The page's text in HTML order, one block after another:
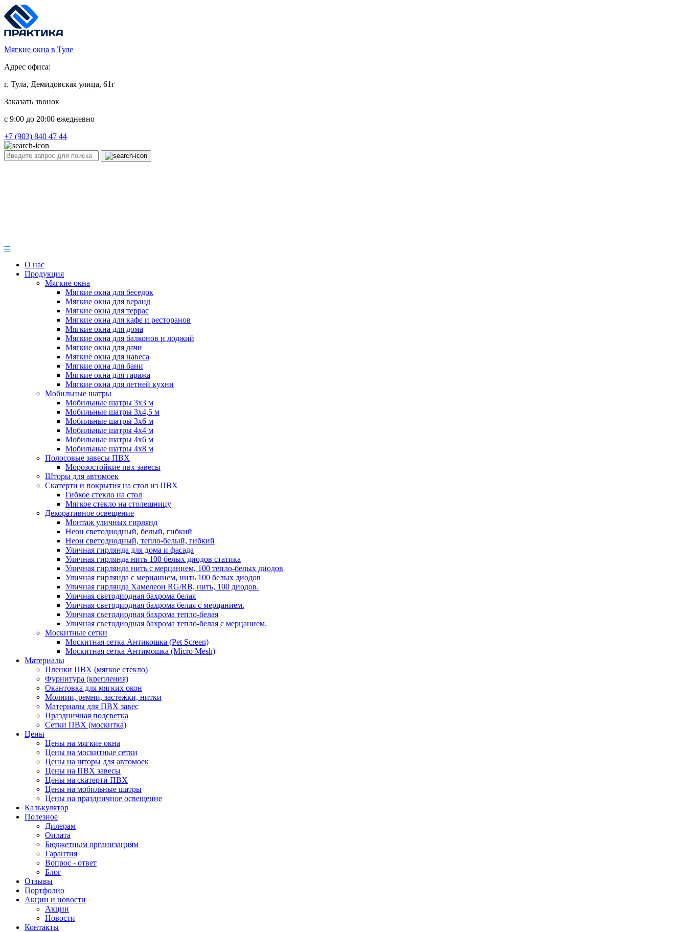
Мягкие окна в Туле
Адрес офиса:
г. Тула, Демидовская улица, 61г
Заказать звонок
c 9:00 до 20:00 ежедневно
+7 (903) 840 47 44
О нас
Продукция
Мягкие окна
Мягкие окна для беседок
Мягкие окна для веранд
Мягкие окна для террас
Мягкие окна для кафе и ресторанов
Мягкие окна для дома
Мягкие окна для балконов и лоджий
Мягкие окна для дачи
Мягкие окна для навеса
Мягкие окна для бани
Мягкие окна для гаража
Мягкие окна для летней кухни
Мобильные шатры
Мобильные шатры 3х3 м
Мобильные шатры 3х4,5 м
Мобильные шатры 3х6 м
Мобильные шатры 4х4 м
Мобильные шатры 4х6 м
Мобильные шатры 4х8 м
Полосовые завесы ПВХ
Морозостойкие пвх завесы
Шторы для автомоек
Скатерти и покрытия на стол из ПВХ
Гибкое стекло на стол
Мягкое стекло на столешницу
Декоративное освещение
Монтаж уличных гирлянд
Неон светодиодный, белый, гибкий
Неон светодиодный, тепло-белый, гибкий
Уличная гирлянда для дома и фасада
Уличная гирлянда нить 100 белых диодов статика
Уличная гирлянда нить с мерцанием, 100 тепло-белых диодов
Уличная гирлянда с мерцанием, нить 100 белых диодов
Уличная гирлянда Хамелеон RG/RB, нить, 100 диодов.
Уличная светодиодная бахрома белая
Уличная светодиодная бахрома белая с мерцанием.
Уличная светодиодная бахрома тепло-белая
Уличная светодиодная бахрома тепло-белая с мерцанием.
Москитные сетки
Москитная сетка Антикошка (Pet Screen)
Москитная сетка Антимошка (Micro Mesh)
Материалы
Пленки ПВХ (мягкое стекло)
Фурнитура (крепления)
Окантовка для мягких окон
Молнии, ремни, застежки, нитки
Материалы для ПВХ завес
Праздничная подсветка
Сетки ПВХ (москитка)
Цены
Цены на мягкие окна
Цены на москитные сетки
Цены на шторы для автомоек
Цены на ПВХ завесы
Цены на скатерти ПВХ
Цены на мобильные шатры
Цены на праздничное освещение
Калькулятор
Полезное
Дилерам
Оплата
Бюджетным организациям
Гарантия
Вопрос - ответ
Блог
Отзывы
Портфолио
Акции и новости
Акции
Новости
Контакты